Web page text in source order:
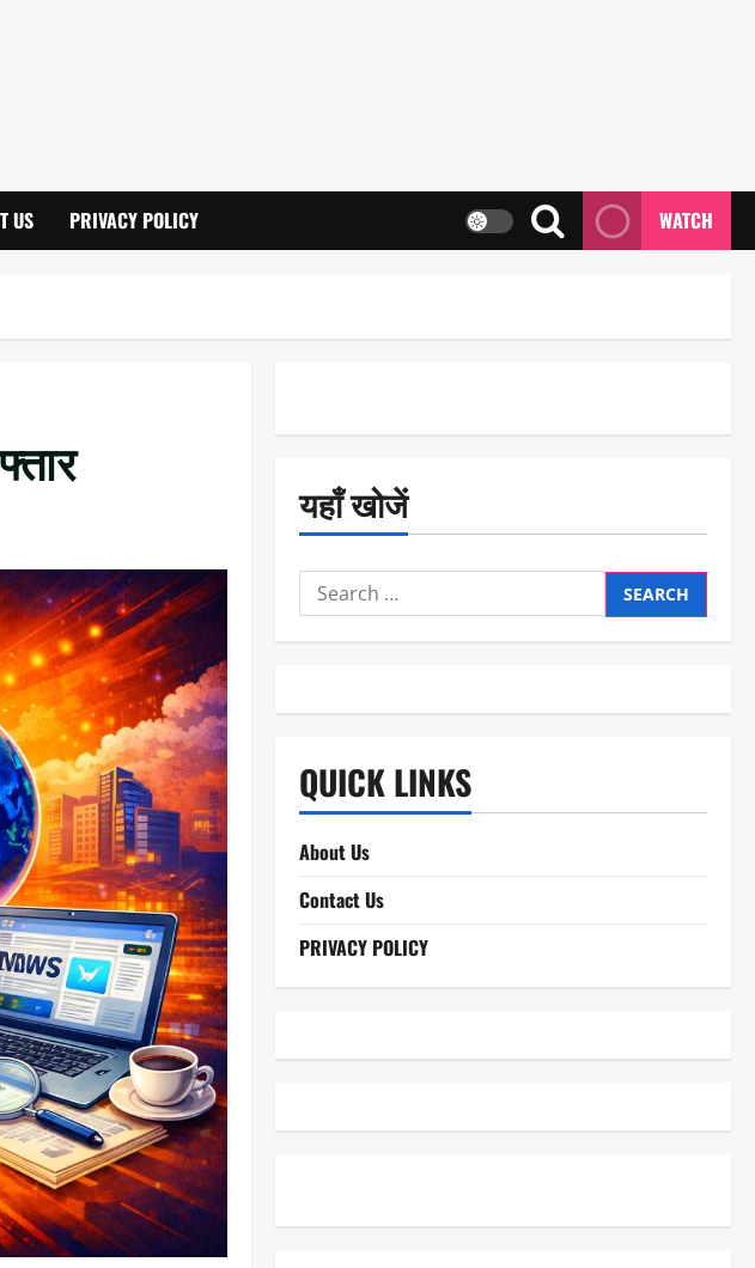
US PRIVACY POLICY WATCH
यहाँ खोजें
Search
for:
QUICK LINKS
About Us
Contact Us
PRIVACY POLICY